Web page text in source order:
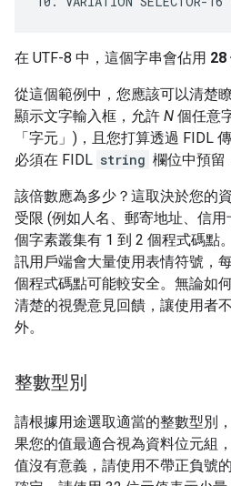
在 UTF-8 中，這個字串會佔用 28
從這個範例中，您應該可以清楚
顯示文字輸入框，允許 N 個任意
「字元」)，且您打算透過 FIDL
必須在 FIDL string 欄位中預留
該倍數應為多少？這取決於您的
受限 (例如人名、郵寄地址、信
個字素叢集有 1 到 2 個程式碼點
訊用戶端會大量使用表情符號，
個程式碼點可能較安全。無論如
清楚的視覺意見回饋，讓使用者
外。
整數型別
請根據用途選取適當的整數型別
果您的值最適合視為資料位元組
值沒有意義，請使用不帶正負號